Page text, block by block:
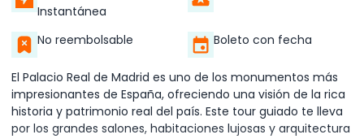
Instantánea
No reembolsable Boleto con fecha
El Palacio Real de Madrid es uno de los monumentos más
impresionantes de España, ofreciendo una visión de la rica
historia y patrimonio real del país. Este tour guiado te lleva
por los grandes salones, habitaciones lujosas y arquitectura